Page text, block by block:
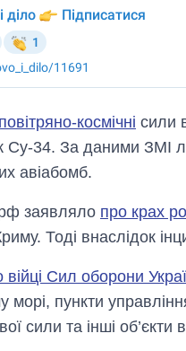
космічні сили
34. За даними ЗМІ
авіабомб.
заявляло про крах
Тоді внаслідок
Сил оборони
морі, пункти
сили та інші об’єкти